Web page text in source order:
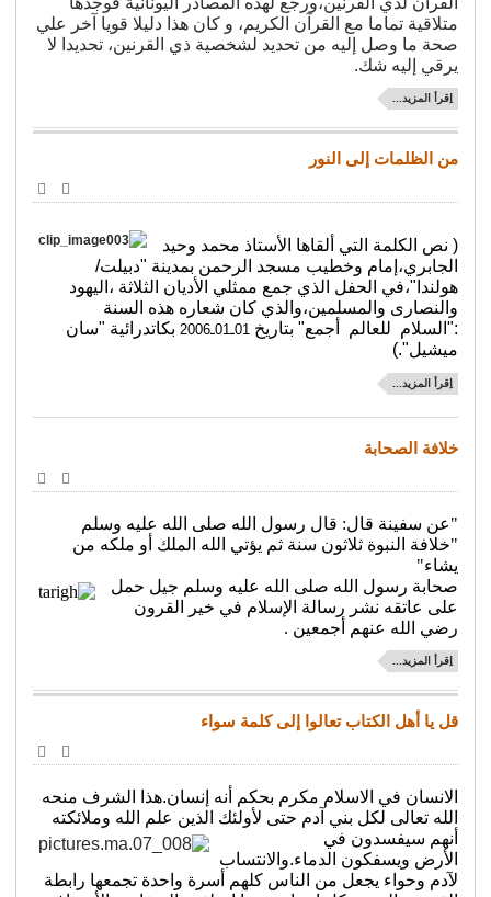
متلاقية تماما مع القرآن الكريم، و كان هذا دليلا قويا آخر علي
صحة ما وصل إليه من تحديد لشخصية ذي القرنين، تحديدا لا
يرقي إليه شك.
اِقرأ المزيد...
من الظلمات إلى النور
طباعة
البريد
( نص الكلمة التي ألقاها الأستاذ محمد وحيد
الجابري،إمام وخطيب مسجد الرحمن بمدينة "دبيلت/
هولندا"،في الحفل الذي جمع ممثلي الأديان الثلاثة ،اليهود
والنصارى والمسلمين،والذي كان شعاره هذه السنة
:"السلام للعالم أجمع" بتاريخ 01ـ01ـ2006
بكاتدرائية "سان
ميشيل".)
اِقرأ المزيد...
خلافة الصحابة
طباعة
البريد
"عن سفينة قال: قال رسول الله صلى الله عليه وسلم
"خلافة النبوة ثلاثون سنة ثم يؤتي الله الملك أو ملكه من
يشاء"
صحابة رسول الله صلى الله عليه وسلم جيل حمل
على عاتقه نشر رسالة الإسلام في خير القرون
رضي الله عنهم أجمعين .
اِقرأ المزيد...
قل يا أهل الكتاب تعالوا إلى كلمة سواء
طباعة
البريد
الانسان في الاسلام مكرم بحكم أنه إنسان.هذا الشرف منحه
الله تعالى لكل بني آدم حتى لأولئك الذين علم الله وملائكته
أنهم سيفسدون في
الأرض ويسفكون الدماء.والانتساب
لآدم وحواء يجعل من الناس كلهم أسرة واحدة تجمعها رابطة